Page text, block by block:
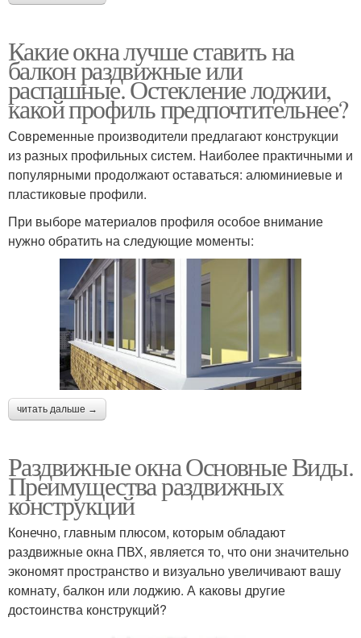
Какие окна лучше ставить на
балкон раздвижные или
распашные. Остекление лоджии,
какой профиль предпочтительнее?
Современные производители предлагают конструкции
из разных профильных систем. Наиболее практичными и
популярными продолжают оставаться: алюминиевые и
пластиковые профили.
При выборе материалов профиля особое внимание
нужно обратить на следующие моменты:
читать дальше →
Раздвижные окна Основные Виды.
Преимущества раздвижных
конструкций
Конечно, главным плюсом, которым обладают
раздвижные окна ПВХ, является то, что они значительно
экономят пространство и визуально увеличивают вашу
комнату, балкон или лоджию. А каковы другие
достоинства конструкций?